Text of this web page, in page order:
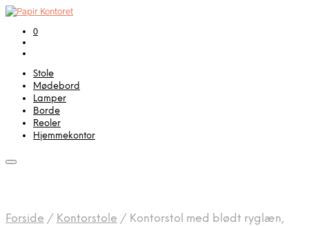
0
Stole
Mødebord
Lamper
Borde
Reoler
Hjemmekontor
Forside / Kontorstole / Kontorstol med blødt ryglæn,